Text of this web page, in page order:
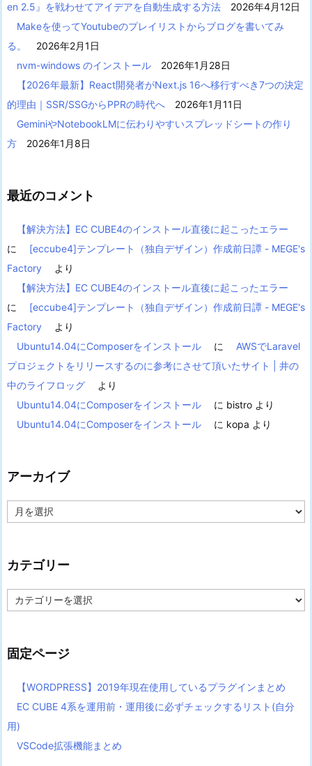
en 2.5』を戦わせてアイデアを自動生成する方法
2026年4月12日
Makeを使ってYoutubeのプレイリストからブログを書いてみ
る。
2026年2月1日
nvm-windows のインストール
2026年1月28日
【2026年最新】React開発者がNext.js 16へ移行すべき7つの決定
的理由｜SSR/SSGからPPRの時代へ
2026年1月11日
GeminiやNotebookLMに伝わりやすいスプレッドシートの作り
方
2026年1月8日
最近のコメント
【解決方法】EC CUBE4のインストール直後に起こったエラー
に
[eccube4]テンプレート（独自デザイン）作成前日譚 - MEGE's
Factory
より
【解決方法】EC CUBE4のインストール直後に起こったエラー
に
[eccube4]テンプレート（独自デザイン）作成前日譚 - MEGE's
Factory
より
Ubuntu14.04にComposerをインストール
に
AWSでLaravel
プロジェクトをリリースするのに参考にさせて頂いたサイト | 井の
中のライフロッグ
より
Ubuntu14.04にComposerをインストール
に bistro より
Ubuntu14.04にComposerをインストール
に kopa より
アーカイブ
ー
ブ
カテゴリー
テ
ー
固定ページ
【WORDPRESS】2019年現在使用しているプラグインまとめ
EC CUBE 4系を運用前・運用後に必ずチェックするリスト(自分
用)
VSCode拡張機能まとめ